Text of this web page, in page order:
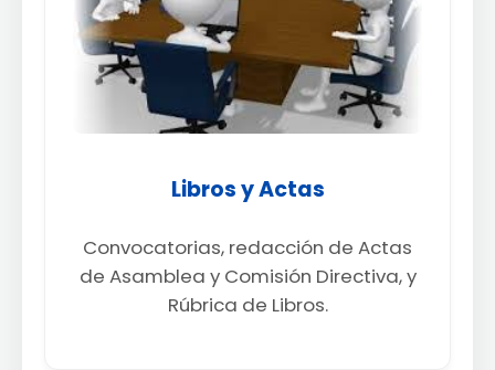
Libros y Actas
Convocatorias, redacción de Actas
de Asamblea y Comisión Directiva, y
Rúbrica de Libros.